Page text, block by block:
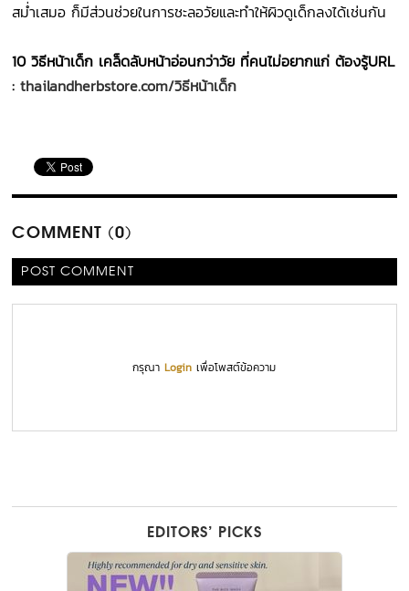
สม่ำเสมอ ก็มีส่วนช่วยในการชะลอวัยและทำให้ผิวดูเด็กลงได้เช่นกัน
10 วิธีหน้าเด็ก เคล็ดลับหน้าอ่อนกว่าวัย ที่คนไม่อยากแก่ ต้องรู้URL
:thailandherbstore.com/วิธีหน้าเด็ก
COMMENT (0)
POST COMMENT
กรุณาLogin เพื่อโพสต์ข้อความ
EDITORS’ PICKS